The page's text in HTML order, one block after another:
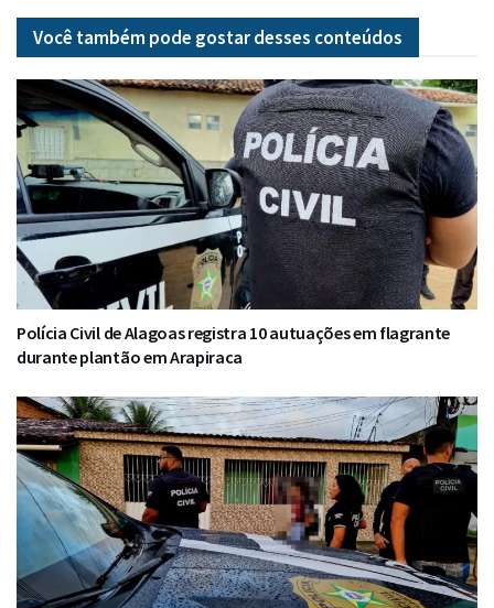
Você também pode gostar desses conteúdos
Polícia Civil de Alagoas registra 10 autuações em flagrante
durante plantão em Arapiraca